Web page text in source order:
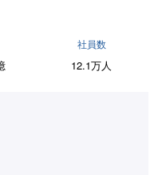
社員数
12.1万人